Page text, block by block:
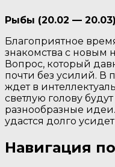
Рыбы (20.02 — 20.03)
Благоприятное
знакомства с новым
Вопрос, который
почти без усилий. В
ждет в
светлую голову
разнообразные
удастся долго
Навигация